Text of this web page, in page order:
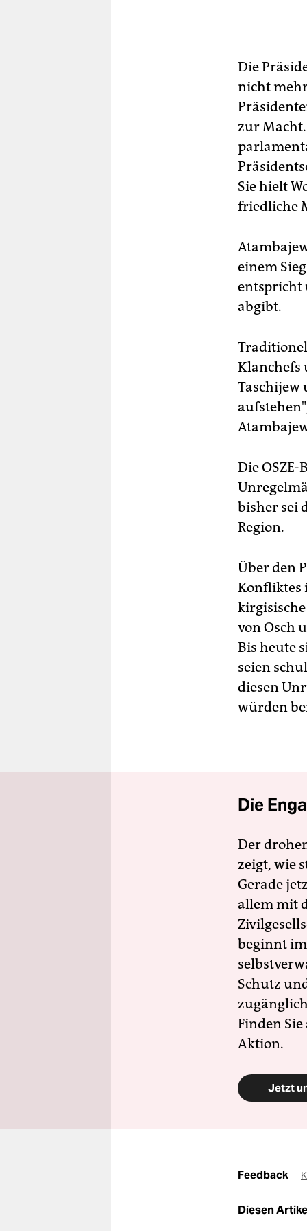
Die
nicht
zur
Sie hielt
friedliche
einem
entspricht
abgibt.
Klanchefs
Taschijew
Die
bisher sei
Region.
Über den
Konfliktes
von Osch
Bis heute
seien
diesen
würden
Die
Der
zeigt, wie
Gerade
allem mit
beginnt
Schutz
Finden
Aktion.
Jetzt
Feedback
Diesen